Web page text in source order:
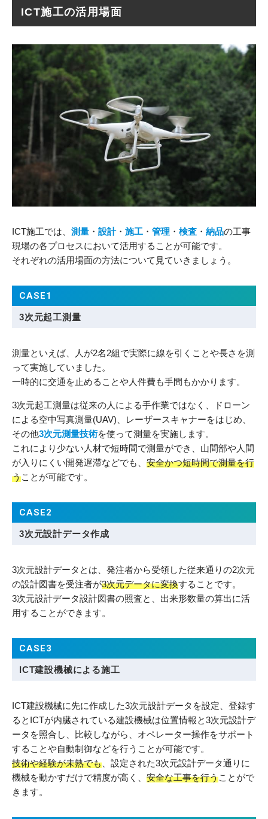
ICT施工の活用場面
ICT施工では、 測量 ・ 設計・ 施工 ・ 管理 ・ 検査 ・ 納品の工事
現場の各プロセスにおいて活用することが可能です。
それぞれの活用場面の方法について見ていきましょう。
CASE1
3次元起工測量
測量といえば、人が2名2組で実際に線を引くことや長さを測
って実施していました。
一時的に交通を止めることや人件費も手間もかかります。
3次元起工測量は従来の人による手作業ではなく、ドローン
による空中写真測量(UAV)、レーザースキャナーをはじめ、
その他3次元測量技術を使って測量を実施します。
これにより少ない人材で短時間で測量ができ、山間部や人間
が入りにくい開発遅滞などでも、 安全かつ短時間で測量を行
うことが可能です。
CASE2
3次元設計データ作成
3次元設計データとは、発注者から受領した従来通りの2次元
の設計図書を受注者が3次元データに変換することです。
3次元設計データ設計図書の照査と、出来形数量の算出に活
用することができます。
CASE3
ICT建設機械による施工
ICT建設機械に先に作成した3次元設計データを設定、登録す
るとICTが内臓されている建設機械は位置情報と3次元設計デ
ータを照合し、比較しながら、オペレーター操作をサポート
することや自動制御などを行うことが可能です。
技術や経験が未熟でも 、設定された3次元設計データ通りに
機械を動かすだけで精度が高く、 安全な工事を行うことがで
きます。